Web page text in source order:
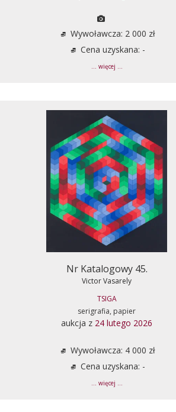
Wywoławcza: 2 000 zł
Cena uzyskana: -
... więcej ...
Nr Katalogowy 45.
Victor Vasarely
TSIGA
serigrafia, papier
aukcja z 24 lutego 2026
Wywoławcza: 4 000 zł
Cena uzyskana: -
... więcej ...